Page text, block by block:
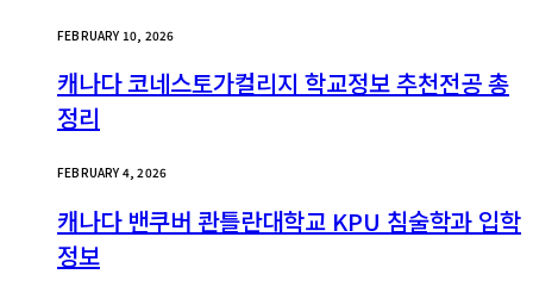
FEBRUARY 10, 2026
캐나다 코네스토가컬리지 학교정보 추천전공 총
정리
FEBRUARY 4, 2026
캐나다 밴쿠버 콴틀란대학교 KPU 침술학과 입학
정보